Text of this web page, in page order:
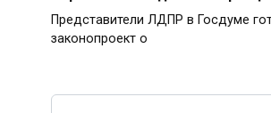
Представители ЛДПР в Госдуме
законопроект о